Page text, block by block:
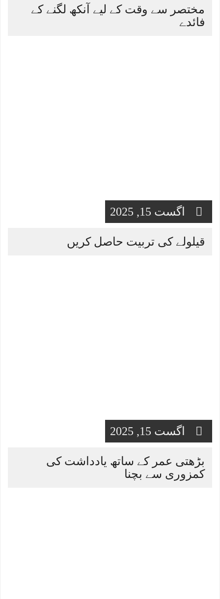
مختصر سے وقت کے لیے آنکھ لگنے کے
فائدے
اگست 15, 2025
قیلولے کی تربیت حاصل کریں
اگست 15, 2025
بڑھتی عمر کے ساتھ یادداشت کی
کمزوری سے بچنا